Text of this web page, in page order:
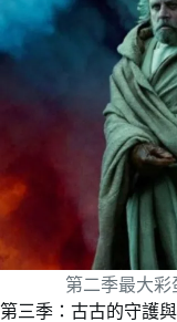
第二季最大
第三季：古古的守護